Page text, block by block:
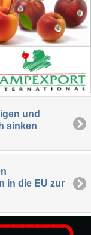
und
sinken
in die EU zur